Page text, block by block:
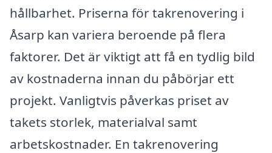
hållbarhet. Priserna för takrenovering i
Åsarp kan variera beroende på flera
faktorer. Det är viktigt att få en tydlig bild
av kostnaderna innan du påbörjar ett
projekt. Vanligtvis påverkas priset av
takets storlek, materialval samt
arbetskostnader. En takrenovering